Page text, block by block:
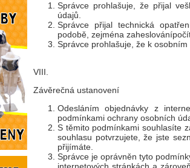
Správce prohlašuje, že přijal
údajů.
Správce přijal technická
podobě, zejména
Správce prohlašuje, že k
VIII.
Závěrečná ustanovení
Odesláním objednávky z
podmínkami ochrany osobních
S těmito podmínkami souhlasíte
souhlasu potvrzujete, že jste
přijímáte.
Správce je oprávněn tyto